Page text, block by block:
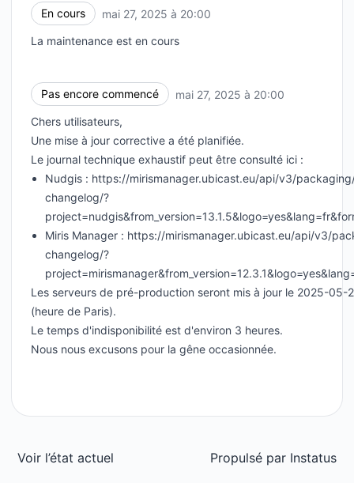
En cours mai 27, 2025 à 20:00
La maintenance est en cours
Pas encore commencé mai 27, 2025 à 20:00
Chers utilisateurs,
Une mise à jour corrective a été planifiée.
Le journal technique exhaustif peut être consulté ici :
Nudgis : https://mirismanager.ubicast.eu/api/v3/
changelog/?
Miris Manager : https://mirismanager.ubicast.eu/api/v3/
changelog/?
Les serveurs de pré-production seront mis à jour le 2025-05-
(heure de Paris).
Le temps d'indisponibilité est d'environ 3 heures.
Nous nous excusons pour la gêne occasionnée.
Voir l’état actuel Propulsé par Instatus